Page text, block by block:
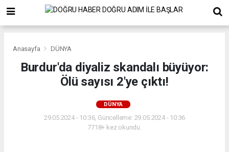
Anasayfa DÜNYA
Burdur'da diyaliz skandalı büyüyor:
Ölü sayısı 2'ye çıktı!
DÜNYA
29.05.2024 - 10:36, Güncelleme: 29.05.2024 - 10:36
7718+ kez okundu.